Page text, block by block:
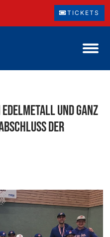
TICKETS
und ganz
der